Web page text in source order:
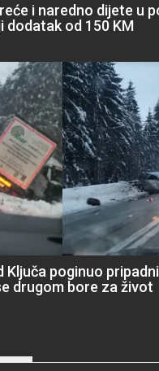
i naredno dijete u
dodatak od 150 KM
Ključa poginuo
drugom bore za život